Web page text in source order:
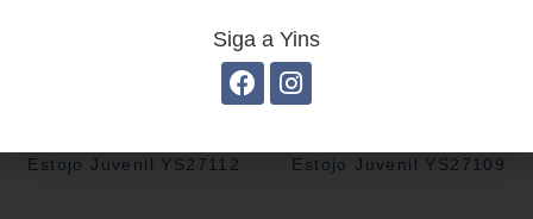
Estojo Juvenil YS27112 Estojo Juvenil YS27109
Siga a Yins